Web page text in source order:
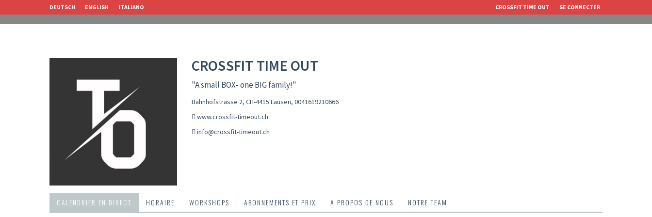
DEUTSCH ENGLISH ITALIANO CROSSFIT TIME OUT SE CONNECTER
CROSSFIT TIME OUT
"A small BOX- one BIG family!"
Bahnhofstrasse 2, CH-4415 Lausen, 0041619210666
www.crossfit-timeout.ch
info@crossfit-timeout.ch
CALENDRIER EN DIRECT HORAIRE WORKSHOPS ABONNEMENTS ET PRIX A PROPOS DE NOUS NOTRE TEAM